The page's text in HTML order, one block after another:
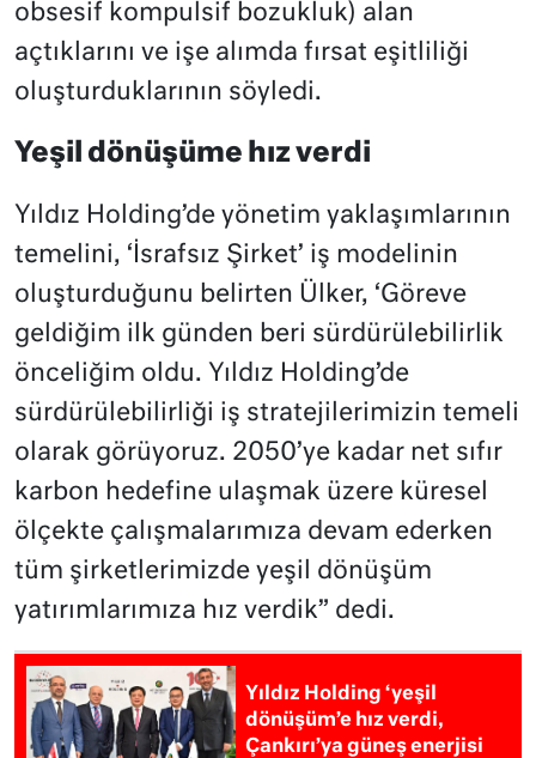
obsesif kompulsif bozukluk) alan
açtıklarını ve işe alımda fırsat eşitliliği
oluşturduklarının söyledi.
Yeşil dönüşüme hız verdi
Yıldız Holding’de yönetim yaklaşımlarının
temelini, ‘İsrafsız Şirket’ iş modelinin
oluşturduğunu belirten Ülker, ‘Göreve
geldiğim ilk günden beri sürdürülebilirlik
önceliğim oldu. Yıldız Holding’de
sürdürülebilirliği iş stratejilerimizin temeli
olarak görüyoruz. 2050’ye kadar net sıfır
karbon hedefine ulaşmak üzere küresel
ölçekte çalışmalarımıza devam ederken
tüm şirketlerimizde yeşil dönüşüm
yatırımlarımıza hız verdik” dedi.
Yıldız Holding ‘yeşil
dönüşüm’e hız verdi,
Çankırı’ya güneş enerjisi